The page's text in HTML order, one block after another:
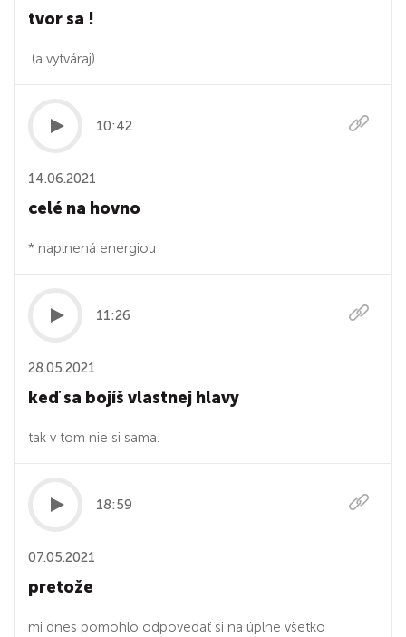
tvor sa !
(a vytváraj)
10:42
14.06.2021
celé na hovno
* naplnená energiou
11:26
28.05.2021
keď sa bojíš vlastnej hlavy
tak v tom nie si sama.
18:59
07.05.2021
pretože
mi dnes pomohlo odpovedať si na úplne všetko